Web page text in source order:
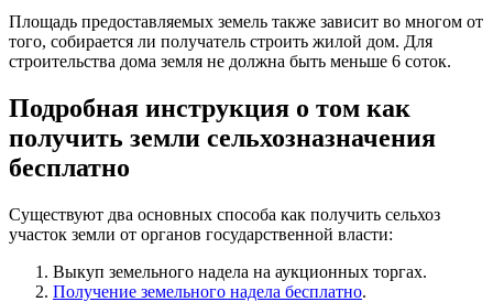
Площадь предоставляемых земель также зависит во многом от
того, собирается ли получатель строить жилой дом. Для
строительства дома земля не должна быть меньше 6 соток.
Подробная инструкция о том как
получить земли сельхозназначения
бесплатно
Существуют два основных способа как получить сельхоз
участок земли от органов государственной власти:
Выкуп земельного надела на аукционных торгах.
Получение земельного надела бесплатно.